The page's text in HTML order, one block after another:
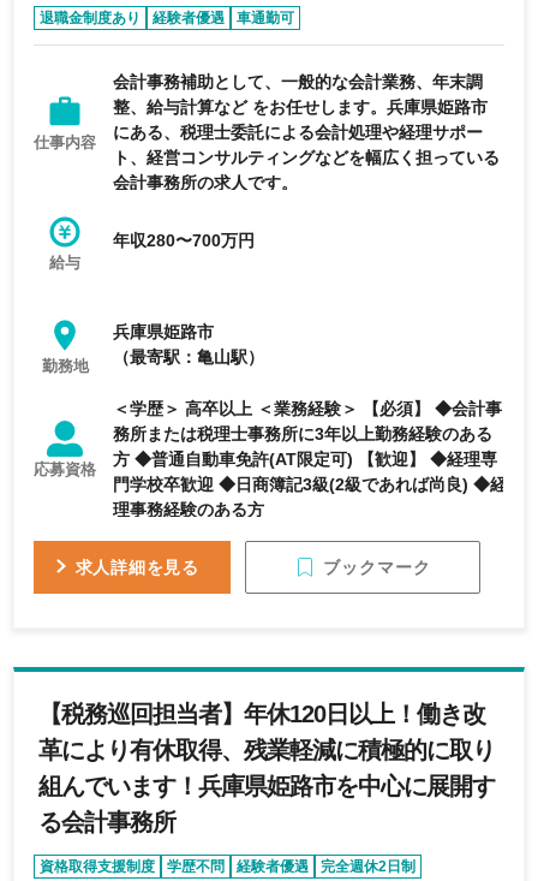
退職金制度あり 経験者優遇 車通勤可
仕事内容
会計事務補助として、一般的な会計業務、年末調
整、給与計算など をお任せします。兵庫県姫路市
にある、税理士委託による会計処理や経理サポー
ト、経営コンサルティングなどを幅広く担っている
会計事務所の求人です。
給与
年収280〜700万円
勤務地
兵庫県姫路市
（最寄駅：亀山駅）
応募資格
＜学歴＞ 高卒以上 ＜業務経験＞ 【必須】 ◆会計事
務所または税理士事務所に3年以上勤務経験のある
方 ◆普通自動車免許(AT限定可) 【歓迎】 ◆経理専
門学校卒歓迎 ◆日商簿記3級(2級であれば尚良) ◆経
理事務経験のある方
求人詳細を見る ブックマーク
【税務巡回担当者】年休120日以上！働き改
革により有休取得、残業軽減に積極的に取り
組んでいます！兵庫県姫路市を中心に展開す
る会計事務所
資格取得支援制度 学歴不問 経験者優遇
完全週休2日制